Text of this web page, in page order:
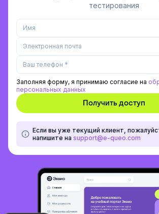
тестирования
Заполняя форму, я принимаю согласие на
персональных данных
Если вы уже текущий клиент,
напишите на support@e-queo.com